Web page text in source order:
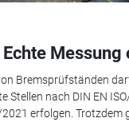
Messung
Bremsprüfständen
Stellen nach DIN EN
erfolgen. Trotzdem